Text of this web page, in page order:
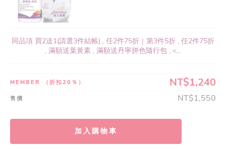
同品項 買2送1(請選3件結帳) , 任2件75折｜第3件5折 , 任2件75折
, 滿額送葉黃素 , 滿額送丹寧拼色隨行包 , <...
MEMBER （折扣20％） NT$1,240
售價 NT$1,550
加入購物車